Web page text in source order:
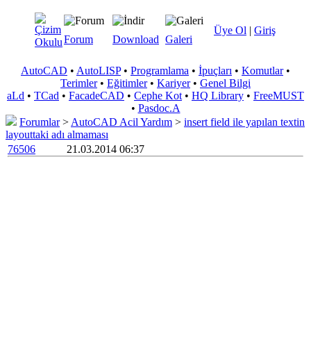
Üye Ol | Giriş
Forum Download Galeri
AutoCAD • AutoLISP• Programlama • İpuçları • Komutlar•
Terimler• Eğitimler• Kariyer• Genel Bilgi
aLd • TCad • FacadeCAD • Cephe Kot • HQ Library • FreeMUST
• Pasdoc.A
Forumlar> AutoCAD Acil Yardım > insert field ile yapılan textin
layouttaki adı almaması
76506
21.03.2014 06:37